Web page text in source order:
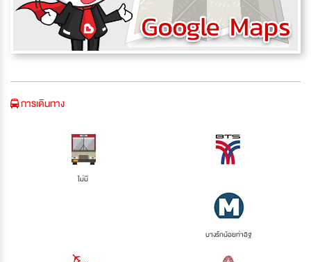
การเดินทาง
ไม่มี
บางรักน้อยท่าอิฐ